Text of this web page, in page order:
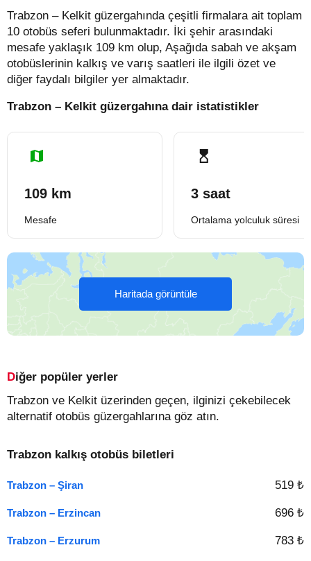
Trabzon – Kelkit güzergahında çeşitli firmalara ait toplam
10 otobüs seferi bulunmaktadır. İki şehir arasındaki
mesafe yaklaşık 109 km olup, Aşağıda sabah ve akşam
otobüslerinin kalkış ve varış saatleri ile ilgili özet ve
diğer faydalı bilgiler yer almaktadır.
Trabzon – Kelkit güzergahına dair istatistikler
109 km
Mesafe
3 saat
Ortalama yolculuk süresi
Haritada görüntüle
Diğer popüler yerler
Trabzon ve Kelkit üzerinden geçen, ilginizi çekebilecek
alternatif otobüs güzergahlarına göz atın.
Trabzon kalkış otobüs biletleri
Trabzon – Şiran 519 ₺
Trabzon – Erzincan 696 ₺
Trabzon – Erzurum 783 ₺